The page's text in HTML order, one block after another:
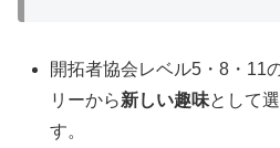
開拓者協会レベル5・8・11
リーから新しい趣味として
す。